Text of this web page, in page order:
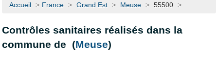
Accueil > France > Grand Est > Meuse > 55500 >
Contrôles sanitaires réalisés dans la
commune de (Meuse)